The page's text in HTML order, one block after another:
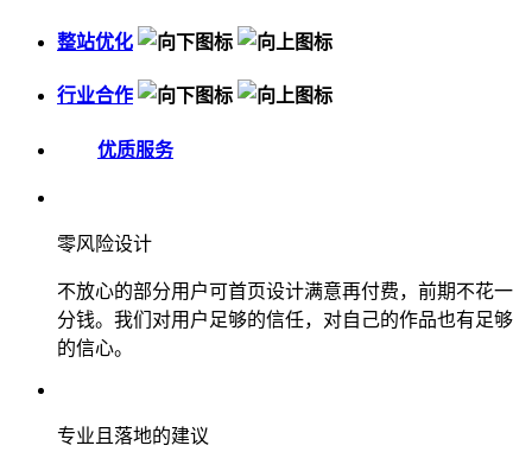
整站优化
行业合作
优质服务
零风险设计
不放心的部分用户可首页设计满意再付费，前期不花一
分钱。我们对用户足够的信任，对自己的作品也有足够
的信心。
专业且落地的建议